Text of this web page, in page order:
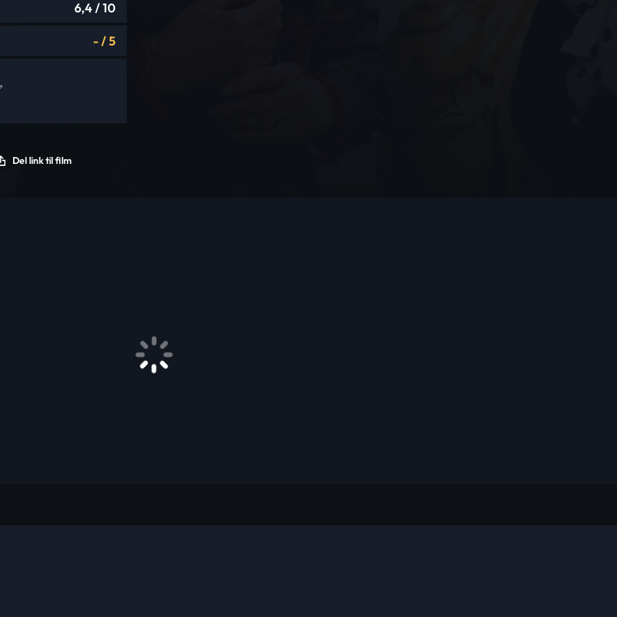
6,4/ 10
-/5
Del link til film